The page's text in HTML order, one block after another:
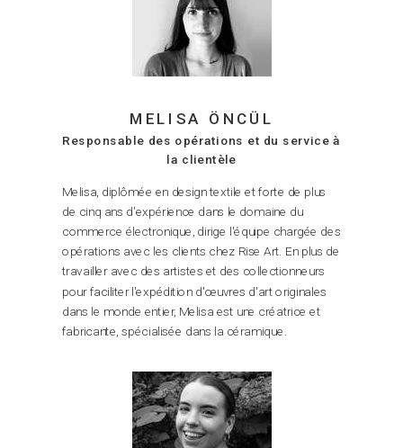
MELISA ÖNCÜL
Responsable des opérations et du service à
la clientèle
Melisa, diplômée en design textile et forte de plus
de cinq ans d'expérience dans le domaine du
commerce électronique, dirige l'équipe chargée des
opérations avec les clients chez Rise Art. En plus de
travailler avec des artistes et des collectionneurs
pour faciliter l'expédition d'œuvres d'art originales
dans le monde entier, Melisa est une créatrice et
fabricante, spécialisée dans la céramique.